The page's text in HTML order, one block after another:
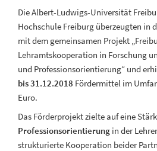
Die Albert-Ludwigs-Universität
Hochschule Freiburg überzeugten in
mit dem gemeinsamen Projekt
Lehramtskooperation in Forschung
und Professionsorientierung“ und
bis 31.12.2018 Fördermittel im
Euro.
Das Förderprojekt zielte auf eine
Professionsorientierung in der
strukturierte Kooperation beider